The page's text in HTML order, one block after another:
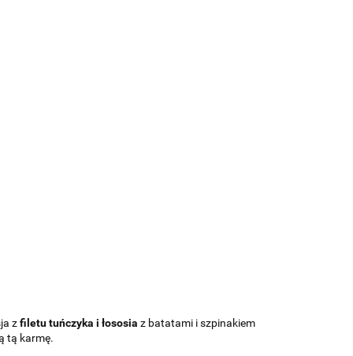
zfiletu tuńczyka i łososia z batatami i szpinakiem
tą karmę.